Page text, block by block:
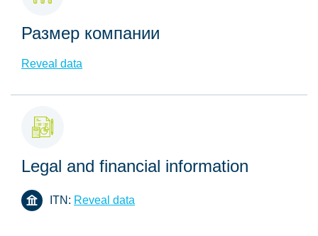
Размер компании
Reveal data
Legal and financial information
ITN: Reveal data